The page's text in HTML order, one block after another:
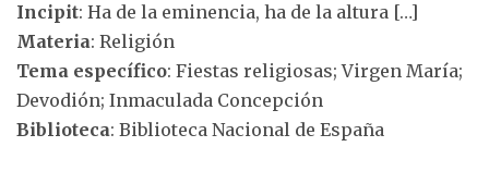
Incipit: Ha de la eminencia, ha de la altura […]
Materia: Religión
Tema específico: Fiestas religiosas; Virgen María;
Devodión; Inmaculada Concepción
Biblioteca: Biblioteca Nacional de España